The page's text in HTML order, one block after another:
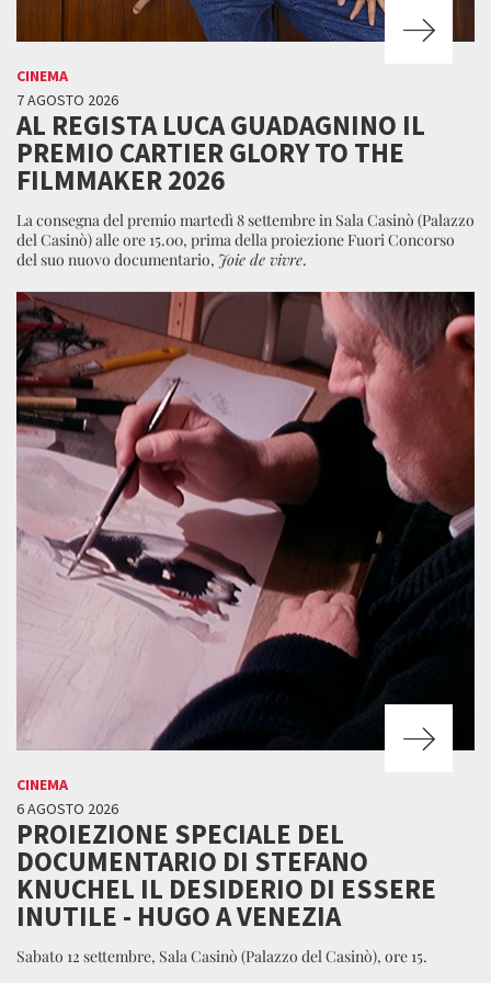
CINEMA
7 AGOSTO 2026
AL REGISTA LUCA GUADAGNINO IL
PREMIO CARTIER GLORY TO THE
FILMMAKER 2026
La consegna del premio martedì 8 settembre in Sala Casinò (Palazzo
del Casinò) alle ore 15.00, prima della proiezione Fuori Concorso
del suo nuovo documentario, Joie de vivre.
CINEMA
6 AGOSTO 2026
PROIEZIONE SPECIALE DEL
DOCUMENTARIO DI STEFANO
KNUCHEL IL DESIDERIO DI ESSERE
INUTILE - HUGO A VENEZIA
Sabato 12 settembre, Sala Casinò (Palazzo del Casinò), ore 15.